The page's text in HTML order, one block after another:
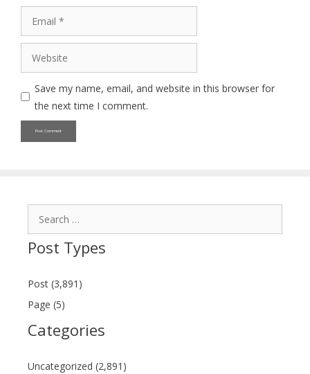
Save my name, email, and website in this browser for
the next time I comment.
Post Types
Post (3,891)
Page (5)
Categories
Uncategorized (2,891)